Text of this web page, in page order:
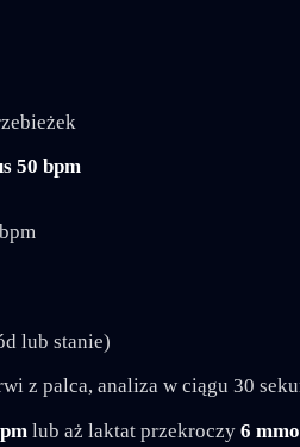
50 bpm
lub stanie)
z palca, analiza w ciągu 30
lub aż laktat przekroczy 6